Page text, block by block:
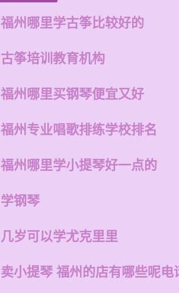
福州哪里学古筝比较好的
古筝培训教育机构
福州哪里买钢琴便宜又好
福州专业唱歌排练学校排名
福州哪里学小提琴好一点的
学钢琴
几岁可以学尤克里里
卖小提琴 福州的店有哪些呢电